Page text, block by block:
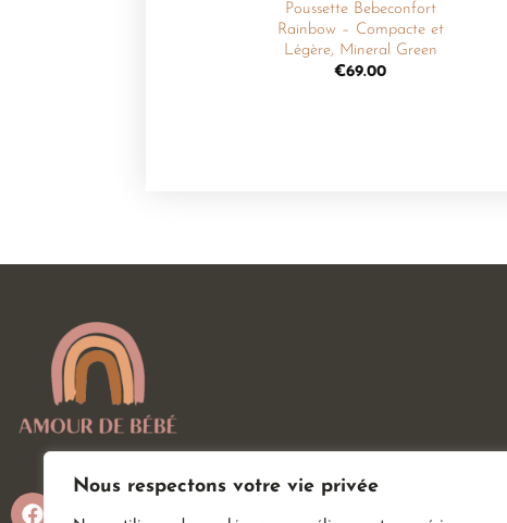
Nous respectons votre vie privée
Poussette Bebeconfort
Rainbow – Compacte et
Légère, Mineral Green
€69.00